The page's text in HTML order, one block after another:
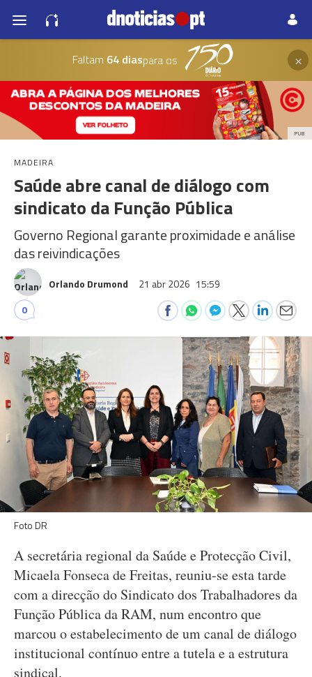
Faltam 64 diaspara os ×
PUB
MADEIRA
Saúde abre canal de diálogo com
sindicato da Função Pública
Governo Regional garante proximidade e análise
das reivindicações
Orlando Drumond 21 abr 2026 15:59
0
Foto DR
A secretária regional da Saúde e Protecção Civil,
Micaela Fonseca de Freitas, reuniu-se esta tarde
com a direcção do Sindicato dos Trabalhadores da
Função Pública da RAM, num encontro que
marcou o estabelecimento de um canal de diálogo
institucional contínuo entre a tutela e a estrutura
sindical.